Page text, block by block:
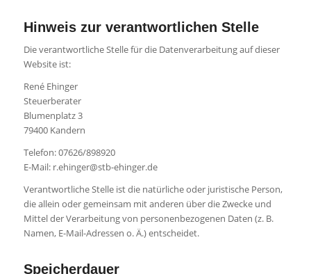
Hinweis zur verantwortlichen Stelle
Die verantwortliche Stelle für die Datenverarbeitung auf dieser
Website ist:
René Ehinger
Steuerberater
Blumenplatz 3
79400 Kandern
Telefon: 07626/898920
E-Mail: r.ehinger@stb-ehinger.de
Verantwortliche Stelle ist die natürliche oder juristische Person,
die allein oder gemeinsam mit anderen über die Zwecke und
Mittel der Verarbeitung von personenbezogenen Daten (z. B.
Namen, E-Mail-Adressen o. Ä.) entscheidet.
Speicherdauer